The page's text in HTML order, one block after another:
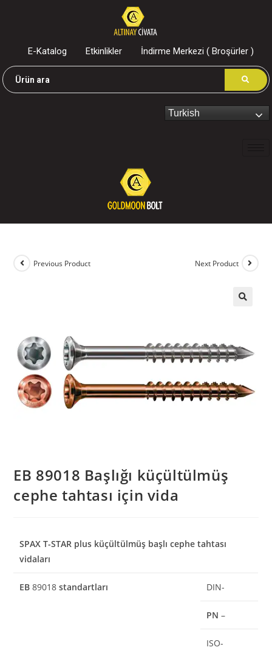
E-Katalog Etkinlikler İndirme Merkezi ( Broşürler )
Turkish
Previous Product Next Product
EB 89018 Başlığı küçültülmüş
cephe tahtası için vida
SPAX T-STAR plus küçültülmüş başlı cephe tahtası
vidaları
EB 89018standartları DIN-
PN –
ISO-